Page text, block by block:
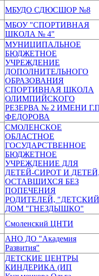
МБУДО СДЮСШОР №8
МБОУ "СПОРТИВНАЯ
ШКОЛА № 4"
МУНИЦИПАЛЬНОЕ
БЮДЖЕТНОЕ
УЧРЕЖДЕНИЕ
ДОПОЛНИТЕЛЬНОГО
ОБРАЗОВАНИЯ
СПОРТИВНАЯ ШКОЛА
ОЛИМПИЙСКОГО
РЕЗЕРВА № 2 ИМЕНИ
ФЕДОРОВА
СМОЛЕНСКОЕ
ОБЛАСТНОЕ
ГОСУДАРСТВЕННОЕ
БЮДЖЕТНОЕ
УЧРЕЖДЕНИЕ ДЛЯ
ДЕТЕЙ-СИРОТ И
ОСТАВШИХСЯ БЕЗ
ПОПЕЧЕНИЯ
РОДИТЕЛЕЙ, "ДЕТСКИЙ
ДОМ "ГНЕЗДЫШКО"
Смоленский ЦНТИ
АНО ДО "Академия
Развития"
ДЕТСКИЕ ЦЕНТРЫ
КИНДЕРИКА (ИП